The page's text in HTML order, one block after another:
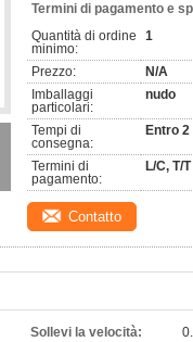
Termini di pagamento e
Quantità di ordine
minimo:
1
Prezzo:
N/A
Imballaggi
particolari:
nudo
Tempi di
consegna:
Entro
Termini di
pagamento:
L/C, T/T
Contatto
Sollevi la velocità: